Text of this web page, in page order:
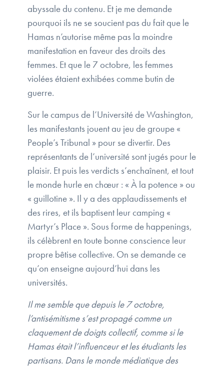
abyssale du contenu. Et je me demande
pourquoi ils ne se soucient pas du fait que le
Hamas n’autorise même pas la moindre
manifestation en faveur des droits des
femmes. Et que le 7 octobre, les femmes
violées étaient exhibées comme butin de
guerre.
Sur le campus de l’Université de Washington,
les manifestants jouent au jeu de groupe «
People’s Tribunal » pour se divertir. Des
représentants de l’université sont jugés pour le
plaisir. Et puis les verdicts s’enchaînent, et tout
le monde hurle en chœur : « À la potence » ou
« guillotine ». Il y a des applaudissements et
des rires, et ils baptisent leur camping «
Martyr’s Place ». Sous forme de happenings,
ils célèbrent en toute bonne conscience leur
propre bêtise collective. On se demande ce
qu’on enseigne aujourd’hui dans les
universités.
Il me semble que depuis le 7 octobre,
l’antisémitisme s’est propagé comme un
claquement de doigts collectif, comme si le
Hamas était l’influenceur et les étudiants les
partisans. Dans le monde médiatique des